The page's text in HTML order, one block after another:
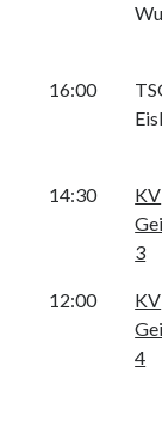
Dienstag und
Nachrichtenarchiv
16:00
14:30
KV
3
12:00
KV
4